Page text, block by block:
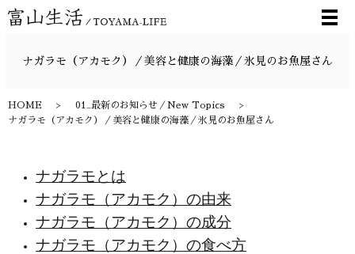
メ
ナガラモ（アカモク）／美容と健康の海藻／氷見のお魚屋さん
HOME
01_最新のお知らせ／New Topics
ナガラモ（アカモク）／美容と健康の海藻／氷見のお魚屋さん
ナガラモとは
ナガラモ（アカモク）の由来
ナガラモ（アカモク）の成分
ナガラモ（アカモク）の食べ方